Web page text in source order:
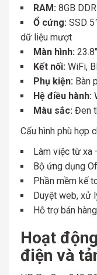
RAM: 8GB
Ổ cứng: SSD
dữ liệu mượt
Màn hình:
Kết nối: WiFi,
Phụ kiện: Bàn
Hệ điều hành:
Màu sắc: Đen
Cấu hình phù hợp
Làm việc từ xa
Bộ ứng dụng
Phần mềm kế
Duyệt web, xử
Hỗ trợ bán
Hoạt
điện và